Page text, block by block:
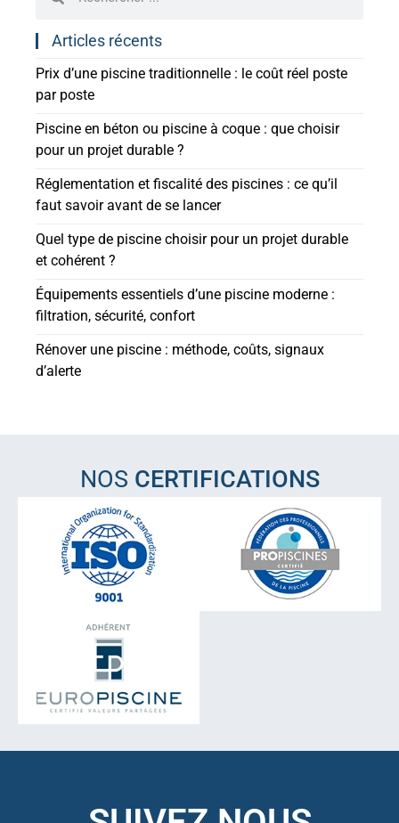
Articles récents
Prix d’une piscine traditionnelle : le coût réel poste
par poste
Piscine en béton ou piscine à coque : que choisir
pour un projet durable ?
Réglementation et fiscalité des piscines : ce qu’il
faut savoir avant de se lancer
Quel type de piscine choisir pour un projet durable
et cohérent ?
Équipements essentiels d’une piscine moderne :
filtration, sécurité, confort
Rénover une piscine : méthode, coûts, signaux
d’alerte
NOS CERTIFICATIONS